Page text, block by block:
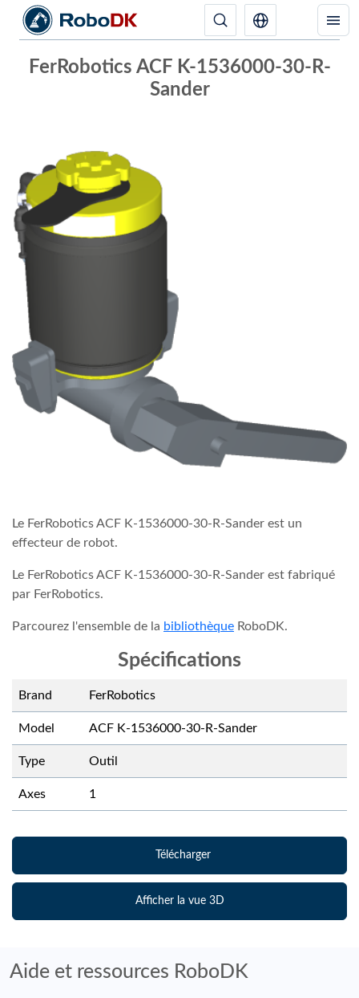
FerRobotics ACF K-1536000-30-R-
Sander
Le FerRobotics ACF K-1536000-30-R-Sander est un
effecteur de robot.
Le FerRobotics ACF K-1536000-30-R-Sander est fabriqué
par FerRobotics.
Parcourez l'ensemble de la bibliothèque RoboDK.
Spécifications
Brand FerRobotics
Model ACF K-1536000-30-R-Sander
Type Outil
Axes 1
Télécharger
Afficher la vue 3D
Aide et ressources RoboDK